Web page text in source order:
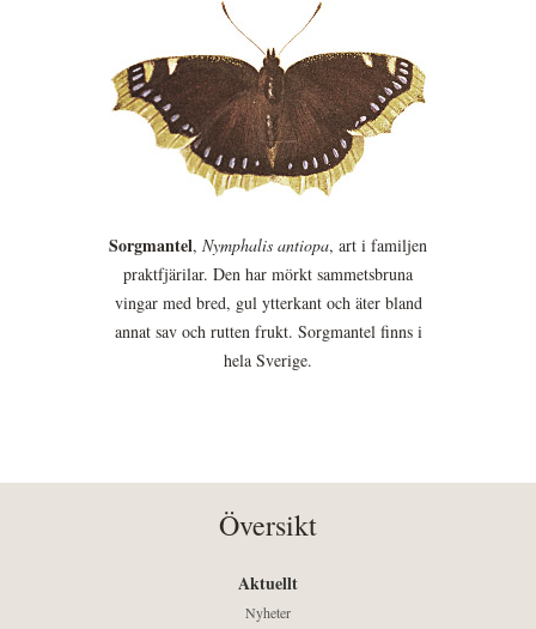
Sorgmantel, Nymphalis antiopa, art i familjen
praktfjärilar. Den har mörkt sammetsbruna
vingar med bred, gul ytterkant och äter bland
annat sav och rutten frukt. Sorgmantel finns i
hela Sverige.
Översikt
Aktuellt
Nyheter